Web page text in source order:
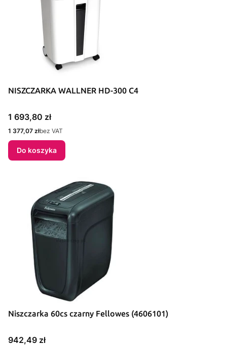
NISZCZARKA WALLNER HD-300 C4
Cena
1 693,80 zł
Cena
1 377,07 złbez VAT
Do koszyka
Niszczarka 60cs czarny Fellowes (4606101)
Cena
942,49 zł